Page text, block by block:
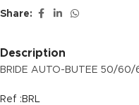
Share:
Description
BRIDE AUTO-BUTEE 50/60/
Ref :BRL